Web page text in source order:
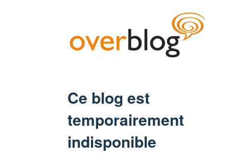
Ce blog est
temporairement
indisponible